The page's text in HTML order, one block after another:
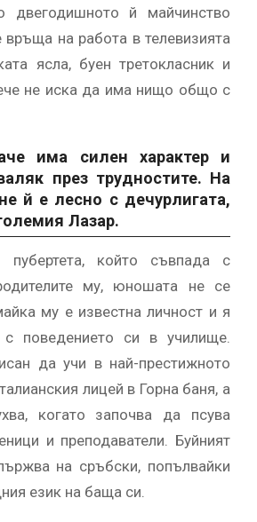
двегодишното й майчинство
на работа в телевизията
ясла, буен третокласник и
не иска да има нищо общо с
има силен характер и
през трудностите. На
й е лесно с дечурлигата,
Лазар.
който съвпада с
му, юношата не се
му е известна личност и я
поведението си в училище.
да учи в най-престижното
лицей в Горна баня, а
когато започва да псува
и преподаватели. Буйният
на сръбски, попълвайки
език на баща си.